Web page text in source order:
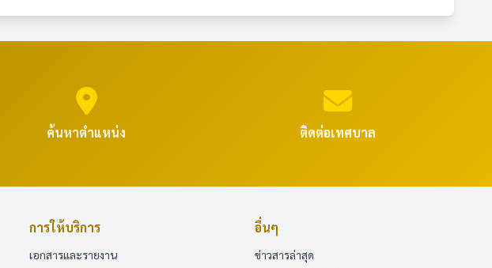
ค้นหาตำแหน่ง ติดต่อเทศบาล
การให้บริการ
เอกสารและรายงาน
อื่นๆ
ข่าวสารล่าสุด